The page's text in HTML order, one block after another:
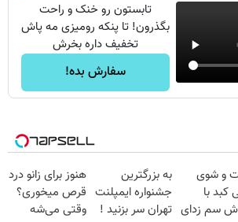
تابستون رو خنک و راحت
بگذرون! تا پنکه رومیزی مه پاش
تخفیف داره بخرش
سفارش بده!
و شوی
کبد با
سم زدای
به بزرگترین
جشنواره ایمپلنت
تهران سر بزنید !
هنوز برای زانو درد
قرص میخوری؟
وقتی می‌شه